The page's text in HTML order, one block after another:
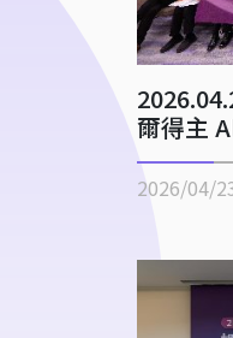
爾得主
2026/04/